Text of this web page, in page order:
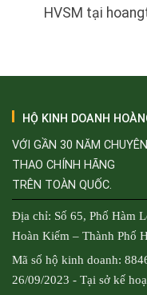
HVSM tại
HỘ KINH DOANH
VỚI GẦN 30 NĂM
THAO CHÍNH HÃNG
TRÊN TOÀN QUỐC.
Địa chỉ: Số 65, Phố Hàm
Hoàn Kiếm – Thành Phố
Mã số hộ kinh doanh:
26/09/2023 - Tại sở kế